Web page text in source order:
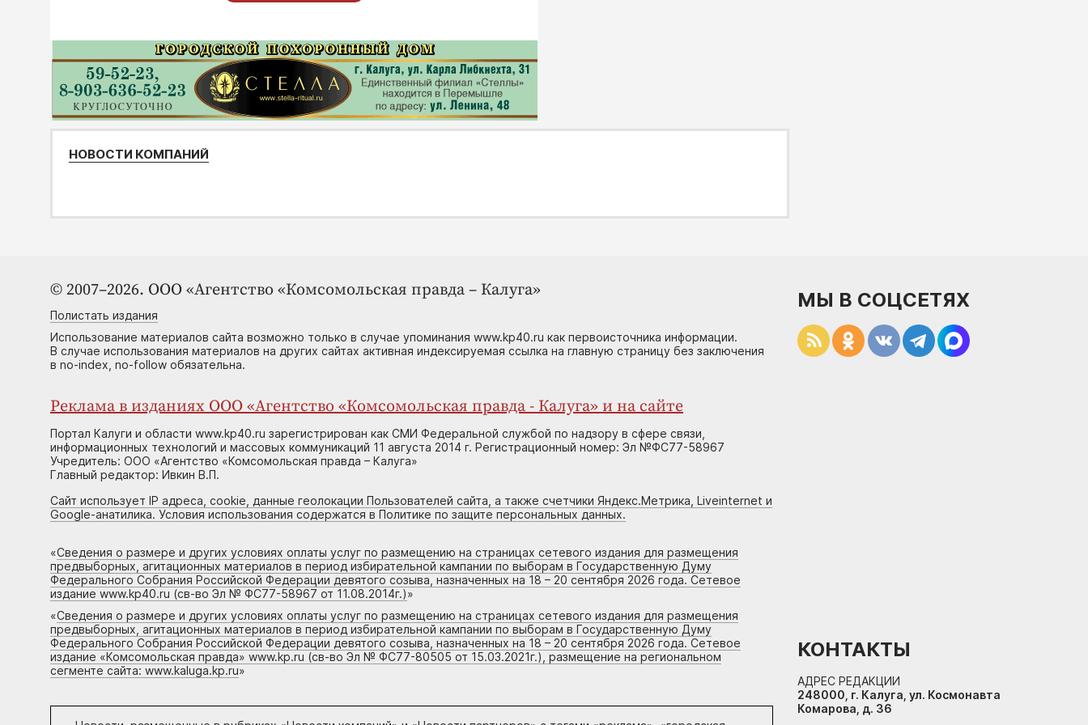
НОВОСТИ КОМПАНИЙ
© 2007–2026. ООО «Агентство «Комсомольская правда – Калуга»
Полистать издания
Использование материалов сайта возможно только в случае упоминания www.kp40.ru как первоисточника информации.
В случае использования материалов на других сайтах активная индексируемая ссылка на главную страницу без заключения
в no-index, no-follow обязательна.
Реклама в изданиях ООО «Агентство «Комсомольская правда - Калуга» и на сайте
Портал Калуги и области www.kp40.ru зарегистрирован как СМИ Федеральной службой по надзору в сфере связи,
информационных технологий и массовых коммуникаций 11 августа 2014 г. Регистрационный номер: Эл №ФС77-58967
Учредитель: ООО «Агентство «Комсомольская правда – Калуга»
Главный редактор: Ивкин В.П.
Сайт использует IP адреса, cookie, данные геолокации Пользователей сайта, а также счетчики Яндекс.Метрика, Liveinternet и
Google-анатилика. Условия использования содержатся в Политике по защите персональных данных.
«Сведения о размере и других условиях оплаты услуг по размещению на страницах сетевого издания для размещения
предвыборных, агитационных материалов в период избирательной кампании по выборам в Государственную Думу
Федерального Собрания Российской Федерации девятого созыва, назначенных на 18 – 20 сентября 2026 года. Сетевое
издание www.kp40.ru (св-во Эл № ФС77-58967 от 11.08.2014г.)»
«Сведения о размере и других условиях оплаты услуг по размещению на страницах сетевого издания для размещения
предвыборных, агитационных материалов в период избирательной кампании по выборам в Государственную Думу
Федерального Собрания Российской Федерации девятого созыва, назначенных на 18 – 20 сентября 2026 года. Сетевое
издание «Комсомольская правда» www.kp.ru (св-во Эл № ФС77-80505 от 15.03.2021г.), размещение на региональном
сегменте сайта: www.kaluga.kp.ru»
МЫ В СОЦСЕТЯХ
КОНТАКТЫ
АДРЕС РЕДАКЦИИ
248000, г. Калуга, ул. Космонавта
Комарова, д. 36